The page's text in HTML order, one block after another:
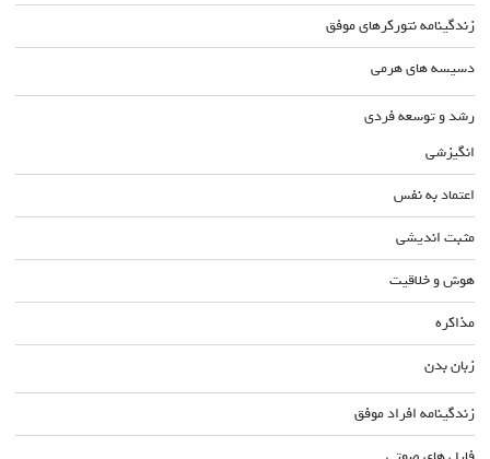
زندگینامه نتورکرهای موفق
دسیسه های هرمی
رشد و توسعه فردی
انگیزشی
اعتماد به نفس
مثبت اندیشی
هوش و خلاقیت
مذاکره
زبان بدن
زندگینامه افراد موفق